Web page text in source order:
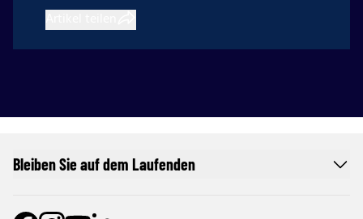
Bleiben Sie auf dem Laufenden